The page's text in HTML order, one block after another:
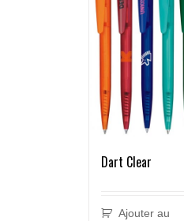
Dart Clear
Ajouter au